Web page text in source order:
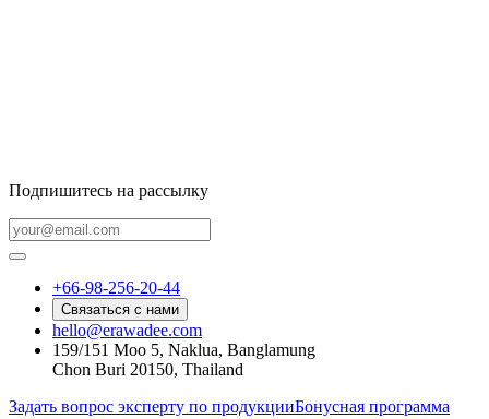
Подпишитесь на рассылку
+66-98-256-20-44
Связаться с нами
hello@erawadee.com
159/151 Moo 5, Naklua, Banglamung
Chon Buri 20150, Thailand
Задать вопрос эксперту по продукцииБонусная программа